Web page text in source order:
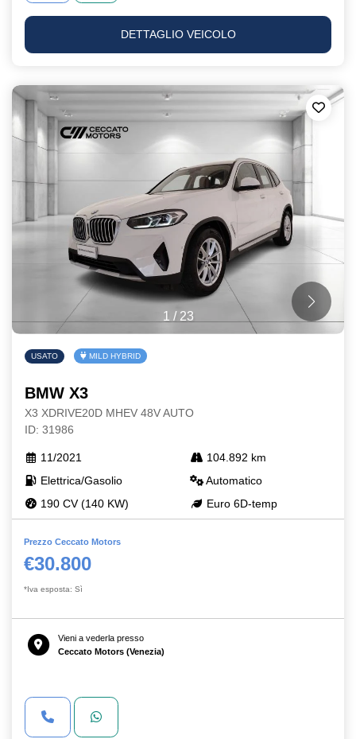
DETTAGLIO VEICOLO
1 / 23
USATO MILD HYBRID
BMW X3
X3 XDRIVE20D MHEV 48V AUTO
ID: 31986
11/2021
104.892 km
Elettrica/Gasolio
Automatico
190 CV (140 KW)
Euro 6D-temp
Prezzo Ceccato Motors
€30.800
*Iva esposta: Sì
Vieni a vederla presso
Ceccato Motors (Venezia)